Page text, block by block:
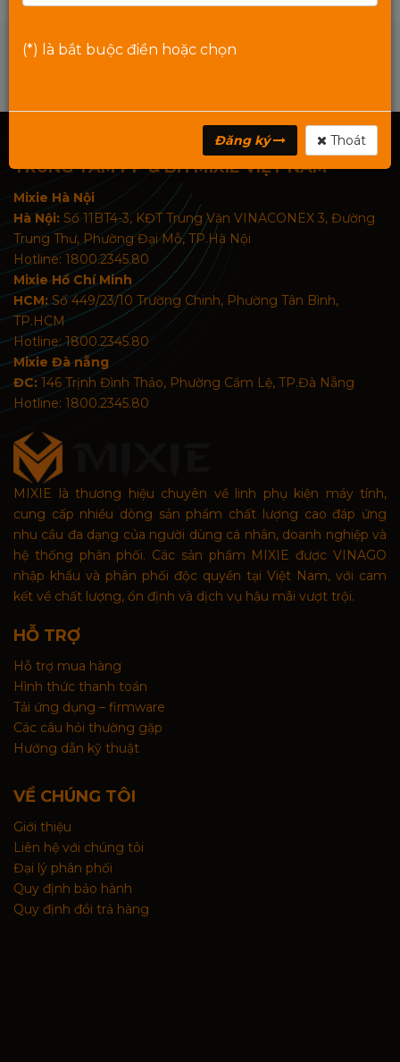
TRUNG TÂM PP & BH MIXIE VIỆT NAM
Mixie Hà Nội
Hà Nội: Số 11BT4-3, KĐT Trung Văn VINACONEX 3, Đường
Trung Thư, Phường Đại Mỗ, TP.Hà Nội
Hotline: 1800.2345.80
Mixie Hồ Chí Minh
HCM:Số 449/23/10 Trường Chinh, Phường Tân Bình,
TP.HCM
Hotline: 1800.2345.80
Mixie Đà nẵng
ĐC: 146 Trịnh Đình Thảo, Phường Cẩm Lệ, TP.Đà Nẵng
Hotline: 1800.2345.80
MIXIE là thương hiệu chuyên về linh phụ kiện máy tính,
cung cấp nhiều dòng sản phẩm chất lượng cao đáp ứng
nhu cầu đa dạng của người dùng cá nhân, doanh nghiệp và
hệ thống phân phối. Các sản phẩm MIXIE được VINAGO
nhập khẩu và phân phối độc quyền tại Việt Nam, với cam
kết về chất lượng, ổn định và dịch vụ hậu mãi vượt trội.
HỖ TRỢ
Hỗ trợ mua hàng
Hình thức thanh toán
Tải ứng dụng – firmware
Các câu hỏi thường gặp
Hướng dẫn kỹ thuật
VỀ CHÚNG TÔI
Giới thiệu
Liên hệ với chúng tôi
Đại lý phân phối
Quy định bảo hành
Quy định đổi trả hàng
(*) là bắt buộc điền hoặc chọn
Đăng ký Thoát